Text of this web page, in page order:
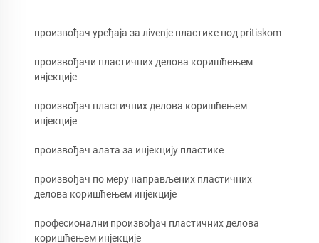
произвођач уређаја за лivenje пластике под pritiskom
произвођачи пластичних делова коришћењем
инјекције
произвођач пластичних делова коришћењем
инјекције
произвођач алата за инјекцију пластике
произвођач по меру направљених пластичних
делова коришћењем инјекције
професионални произвођач пластичних делова
коришћењем инјекције